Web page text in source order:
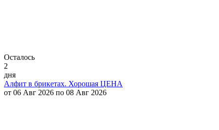
Осталось
2
дня
Алфит в брикетах. Хорошая ЦЕНА
от 06 Авг 2026 по 08 Авг 2026